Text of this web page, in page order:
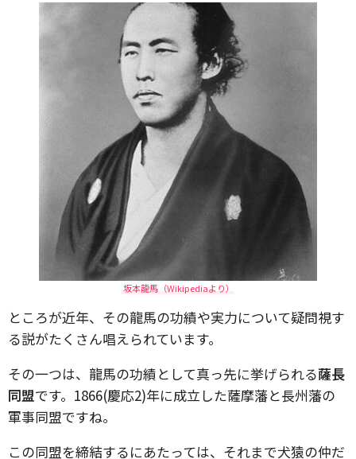
坂本龍馬（Wikipediaより）
ところが近年、その龍馬の功績や実力について疑問視す
る説がたくさん唱えられています。
その一つは、龍馬の功績として真っ先に挙げられる薩長
同盟です。1866(慶応2)年に成立した薩摩藩と長州藩の
軍事同盟ですね。
この同盟を締結するにあたっては、それまで犬猿の仲だ